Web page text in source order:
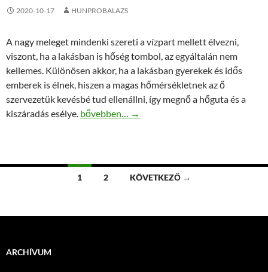
2020-10-17 HUNPROBALAZS
A nagy meleget mindenki szereti a vízpart mellett élvezni,
viszont, ha a lakásban is hőség tombol, az egyáltalán nem
kellemes. Különösen akkor, ha a lakásban gyerekek és idős
emberek is élnek, hiszen a magas hőmérsékletnek az ő
szervezetük kevésbé tud ellenállni, így megnő a hőguta és a
kiszáradás esélye. Kültéri hővédő fólia nagyszerű hatása
bővebben… →
Bejegyzések
1 2 KÖVETKEZŐ →
ARCHÍVUM